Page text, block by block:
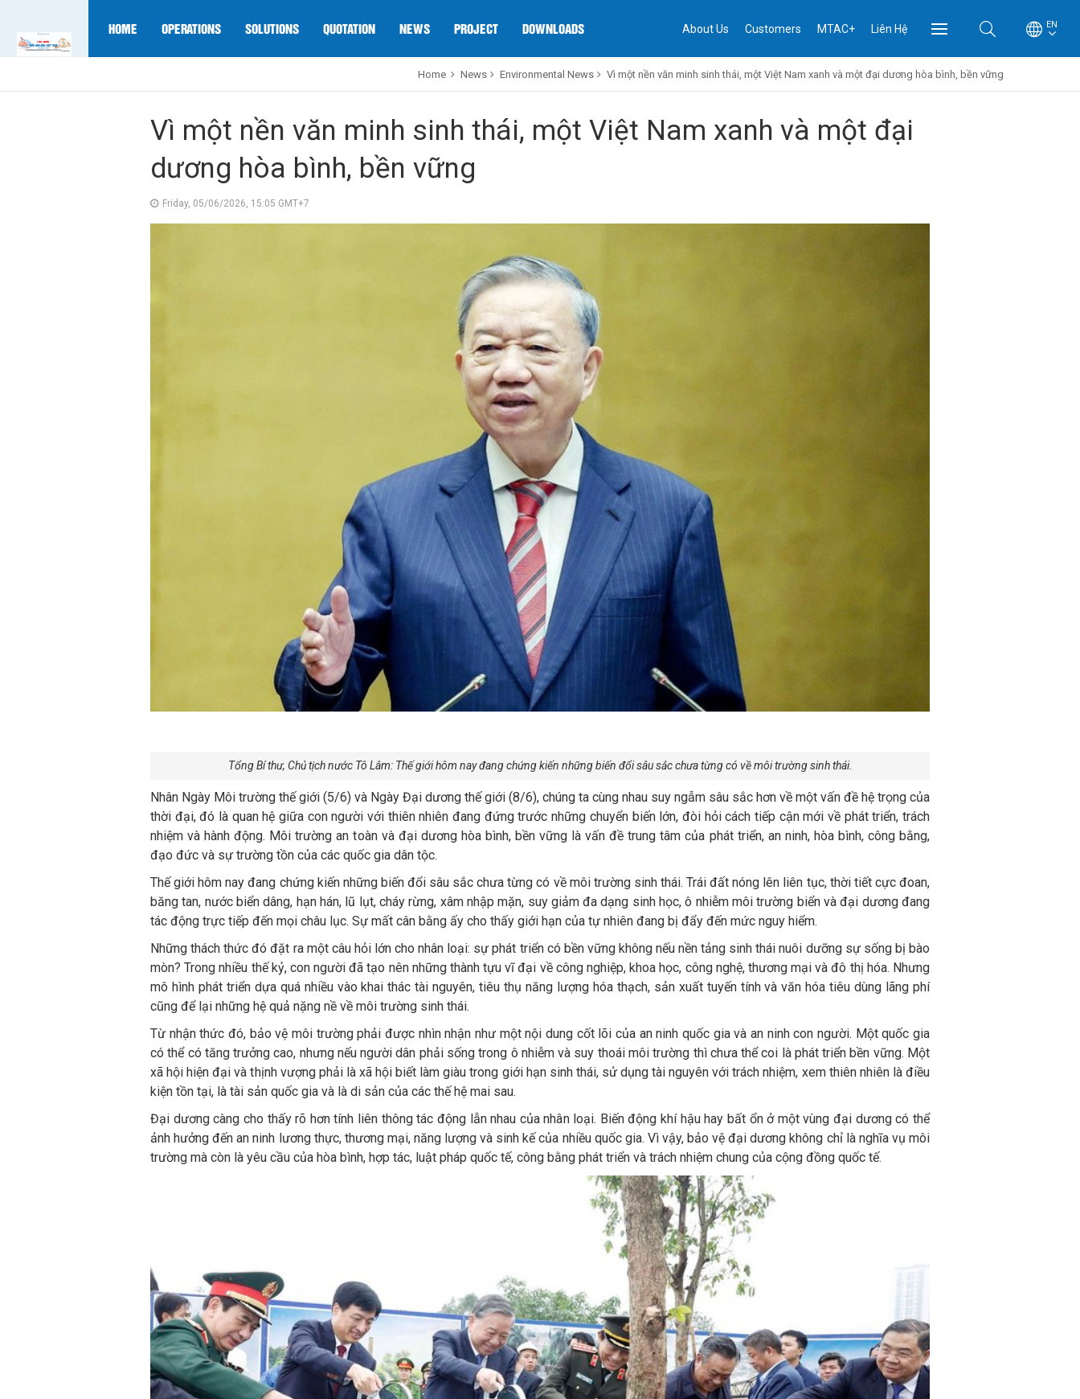
HOME OPERATIONS SOLUTIONS QUOTATION NEWS PROJECT DOWNLOADS About Us Customers MTAC+ Liên Hệ EN
Home News Environmental News Vì một nền văn minh sinh thái, một Việt Nam xanh và một đại dương hòa bình, bền vững
Vì một nền văn minh sinh thái, một Việt Nam xanh và một đại
dương hòa bình, bền vững
Friday, 05/06/2026, 15:05 GMT+7
Tổng Bí thư, Chủ tịch nước Tô Lâm: Thế giới hôm nay đang chứng kiến những biến đổi sâu sắc chưa từng có về môi trường sinh thái.
Nhân Ngày Môi trường thế giới (5/6) và Ngày Đại dương thế giới (8/6), chúng ta cùng nhau suy ngẫm sâu sắc hơn về một vấn đề hệ trọng của
thời đại, đó là quan hệ giữa con người với thiên nhiên đang đứng trước những chuyển biến lớn, đòi hỏi cách tiếp cận mới về phát triển, trách
nhiệm và hành động. Môi trường an toàn và đại dương hòa bình, bền vững là vấn đề trung tâm của phát triển, an ninh, hòa bình, công bằng,
đạo đức và sự trường tồn của các quốc gia dân tộc.
Thế giới hôm nay đang chứng kiến những biến đổi sâu sắc chưa từng có về môi trường sinh thái. Trái đất nóng lên liên tục, thời tiết cực đoan,
băng tan, nước biển dâng, hạn hán, lũ lụt, cháy rừng, xâm nhập mặn, suy giảm đa dạng sinh học, ô nhiễm môi trường biển và đại dương đang
tác động trực tiếp đến mọi châu lục. Sự mất cân bằng ấy cho thấy giới hạn của tự nhiên đang bị đẩy đến mức nguy hiểm.
Những thách thức đó đặt ra một câu hỏi lớn cho nhân loại: sự phát triển có bền vững không nếu nền tảng sinh thái nuôi dưỡng sự sống bị bào
mòn? Trong nhiều thế kỷ, con người đã tạo nên những thành tựu vĩ đại về công nghiệp, khoa học, công nghệ, thương mại và đô thị hóa. Nhưng
mô hình phát triển dựa quá nhiều vào khai thác tài nguyên, tiêu thụ năng lượng hóa thạch, sản xuất tuyến tính và văn hóa tiêu dùng lãng phí
cũng để lại những hệ quả nặng nề về môi trường sinh thái.
Từ nhận thức đó, bảo vệ môi trường phải được nhìn nhận như một nội dung cốt lõi của an ninh quốc gia và an ninh con người. Một quốc gia
có thể có tăng trưởng cao, nhưng nếu người dân phải sống trong ô nhiễm và suy thoái môi trường thì chưa thể coi là phát triển bền vững. Một
xã hội hiện đại và thịnh vượng phải là xã hội biết làm giàu trong giới hạn sinh thái, sử dụng tài nguyên với trách nhiệm, xem thiên nhiên là điều
kiện tồn tại, là tài sản quốc gia và là di sản của các thế hệ mai sau.
Đại dương càng cho thấy rõ hơn tính liên thông tác động lẫn nhau của nhân loại. Biến động khí hậu hay bất ổn ở một vùng đại dương có thể
ảnh hưởng đến an ninh lương thực, thương mại, năng lượng và sinh kế của nhiều quốc gia. Vì vậy, bảo vệ đại dương không chỉ là nghĩa vụ môi
trường mà còn là yêu cầu của hòa bình, hợp tác, luật pháp quốc tế, công bằng phát triển và trách nhiệm chung của cộng đồng quốc tế.